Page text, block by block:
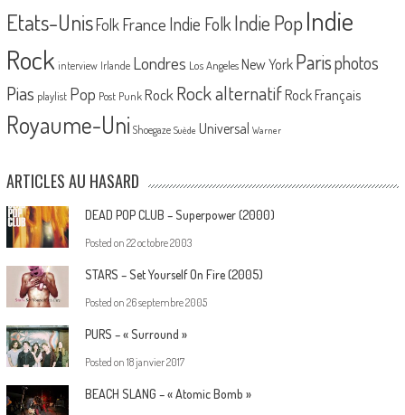
Etats-UnisFolk France Indie Folk Indie PopIndie
Rock interview Irlande Londres Los Angeles New York Parisphotos
Pias playlist Pop Post Punk Rock Rock alternatif Rock Français
Royaume-Uni Shoegaze Suède Universal Warner
ARTICLES AU HASARD
DEAD POP CLUB – Superpower (2000)
Posted on 22 octobre 2003
STARS – Set Yourself On Fire (2005)
Posted on 26 septembre 2005
PURS – « Surround »
Posted on 18 janvier 2017
BEACH SLANG – « Atomic Bomb »